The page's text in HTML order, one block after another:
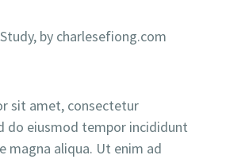
by charlesefiong.com
sit amet, consectetur
do eiusmod tempor incididunt
magna aliqua. Ut enim ad